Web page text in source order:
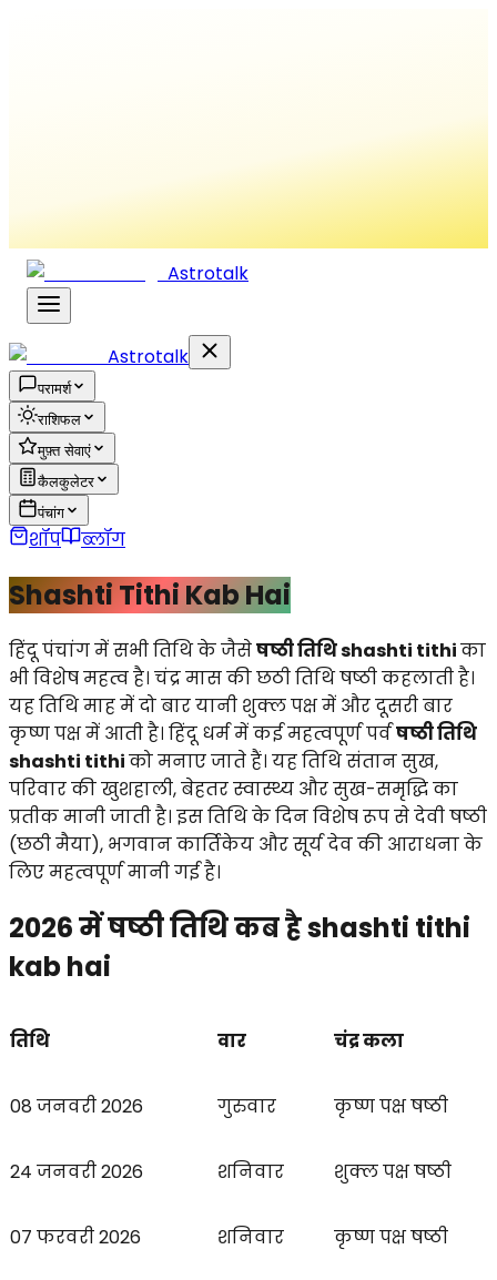
Astrotalk
Astrotalk
परामर्श
राशिफल
मुफ़्त सेवाएं
कैलकुलेटर
पंचांग
शॉप ब्लॉग
Shashti Tithi Kab Hai
हिंदू पंचांग में सभी तिथि के जैसेषष्ठी तिथि shashti tithiका
भी विशेष महत्व है। चंद्र मास की छठी तिथि षष्ठी कहलाती है।
यह तिथि माह में दो बार यानी शुक्ल पक्ष में और दूसरी बार
कृष्ण पक्ष में आती है। हिंदू धर्म में कई महत्वपूर्ण पर्वषष्ठी तिथि
shashti tithiको मनाए जाते हैं। यह तिथि संतान सुख,
परिवार की खुशहाली, बेहतर स्वास्थ्य और सुख-समृद्धि का
प्रतीक मानी जाती है। इस तिथि के दिन विशेष रूप से देवी षष्ठी
(छठी मैया), भगवान कार्तिकेय और सूर्य देव की आराधना के
लिए महत्वपूर्ण मानी गई है।
2026 में षष्ठी तिथि कब है shashti tithi
kab hai
तिथि वार चंद्र कला
08 जनवरी 2026 गुरुवार कृष्ण पक्ष षष्ठी
24 जनवरी 2026 शनिवार शुक्ल पक्ष षष्ठी
07 फरवरी 2026 शनिवार कृष्ण पक्ष षष्ठी